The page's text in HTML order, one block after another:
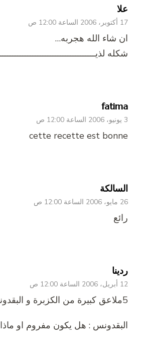
علا
17 أكتوبر، 2006 الساعة 12:00 ص
ان شاء الله هجربه…
شكله
fatima
3 يونيو، 2006 الساعة 12:00 ص
cette recette est bonne
السالكة
26 مايو، 2006 الساعة 12:00 ص
رائع
ردينا
12 أبريل، 2006 الساعة 12:00 ص
5ملاعق كبيرة من الكزبرة و البقدونس
البقدونس : هل يكون مفروم او